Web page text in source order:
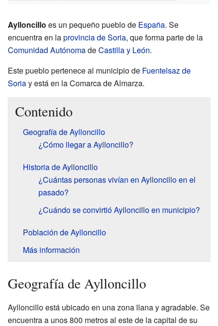
Aylloncillo es un pequeño pueblo de España. Se
encuentra en laprovincia de Soria, que forma parte de la
Comunidad AutónomadeCastilla y León.
Este pueblo pertenece al municipio de Fuentelsaz de
Soriay está en la Comarca de Almarza.
Contenido
Geografía de Aylloncillo
¿Cómo llegar a Aylloncillo?
Historia de Aylloncillo
¿Cuántas personas vivían en Aylloncillo en el
pasado?
¿Cuándo se convirtió Aylloncillo en municipio?
Población de Aylloncillo
Más información
Geografía de Aylloncillo
Aylloncillo está ubicado en una zona llana y agradable. Se
encuentra a unos 800 metros al este de la capital de su